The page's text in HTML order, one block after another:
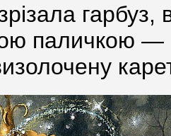
паличкою —